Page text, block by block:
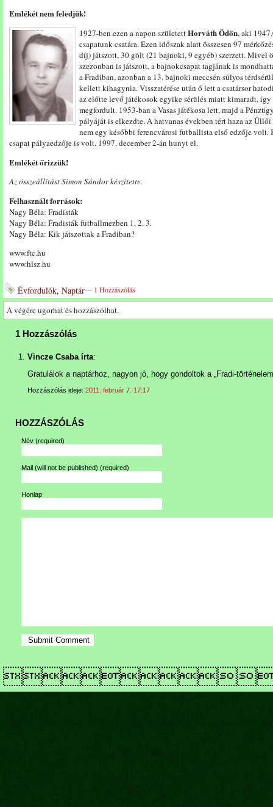
Emlékét nem feledjük!
1927-ben ezen a napon születettHorváth Ödön, aki
csapatunk csatára. Ezen időszak alatt összesen 97
díj) játszott, 30 gólt (21 bajnoki, 9 egyéb) szerzett. Mivel
szezonban is játszott, a bajnokcsapat tagjának is
a Fradiban, azonban a 13. bajnoki meccsén súlyos
kellett kihagynia. Visszatérése után ő lett a csatársor
az előtte levő játékosok egyike sérülés miatt kimaradt,
megfordult. 1953-ban a Vasas játékosa lett, majd a
pályáját is elkezdte. A hatvanas években tért haza az
nem egy későbbi ferencvárosi futballista első edzője volt.
csapat pályaedzője is volt. 1997. december 2-án hunyt el.
Emlékét őrizzük!
Az összeállítást Simon Sándor készítette.
Felhasznált források:
Nagy Béla: Fradisták
Nagy Béla: Fradisták futballmezben 1. 2. 3.
Nagy Béla: Kik játszottak a Fradiban?
www.ftc.hu
www.hlsz.hu
Évfordulók, Naptár--- 1 Hozzászólás
A végére ugorhat és hozzászólhat.
1 Hozzászólás
Vincze Csaba írta:
Gratulálok a naptárhoz, nagyon jó, hogy gondoltok a „Fradi-
Hozzászólás ideje: 2011. február 7. 17:17
HOZZÁSZÓLÁS
Név (required)
Mail (will not be published) (required)
Honlap